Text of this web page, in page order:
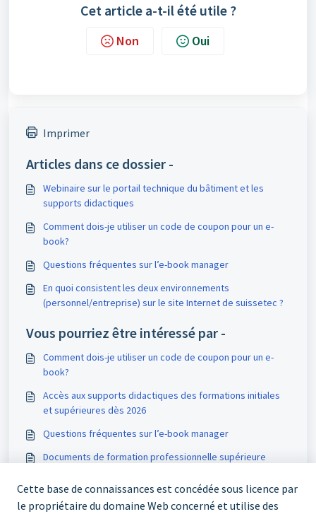
Cet article a-t-il été utile ?
Non Oui
Imprimer
Articles dans ce dossier -
Webinaire sur le portail technique du bâtiment et les
supports didactiques
Comment dois-je utiliser un code de coupon pour un e-
book?
Questions fréquentes sur l’e-book manager
En quoi consistent les deux environnements
(personnel/entreprise) sur le site Internet de suissetec ?
Vous pourriez être intéressé par -
Comment dois-je utiliser un code de coupon pour un e-
book?
Accès aux supports didactiques des formations initiales
et supérieures dès 2026
Questions fréquentes sur l’e-book manager
Documents de formation professionnelle supérieure
Cette base de connaissances est concédée sous licence par
le propriétaire du domaine Web concerné et utilise des